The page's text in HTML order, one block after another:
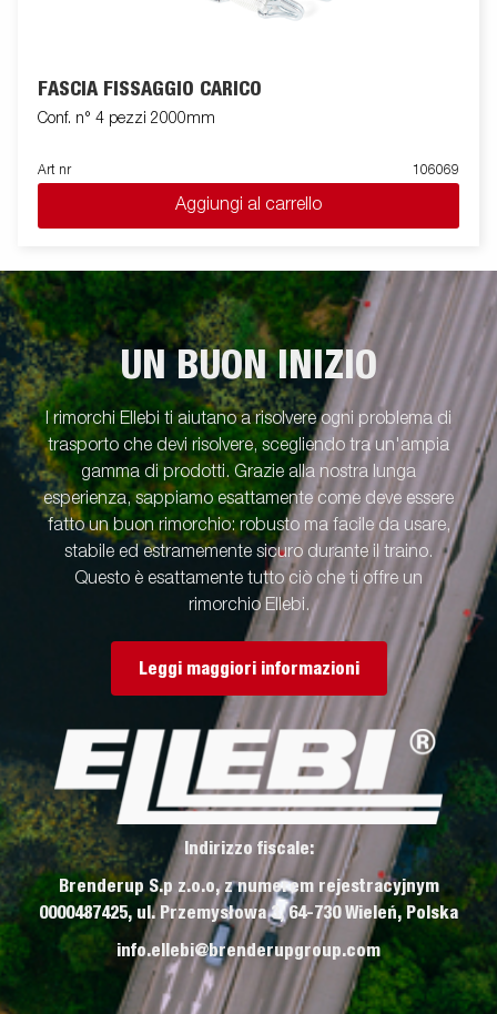
FASCIA FISSAGGIO CARICO
Conf. n° 4 pezzi 2000mm
Art nr 106069
Aggiungi al carrello
UN BUON INIZIO
I rimorchi Ellebi ti aiutano a risolvere ogni problema di
trasporto che devi risolvere, scegliendo tra un'ampia
gamma di prodotti. Grazie alla nostra lunga
esperienza, sappiamo esattamente come deve essere
fatto un buon rimorchio: robusto ma facile da usare,
stabile ed estramemente sicuro durante il traino.
Questo è esattamente tutto ciò che ti offre un
rimorchio Ellebi.
Leggi maggiori informazioni
Indirizzo fiscale:
Brenderup S.p z.o.o, z numerem rejestracyjnym
0000487425, ul. Przemysłowa 3, 64-730 Wieleń, Polska
info.ellebi@brenderupgroup.com